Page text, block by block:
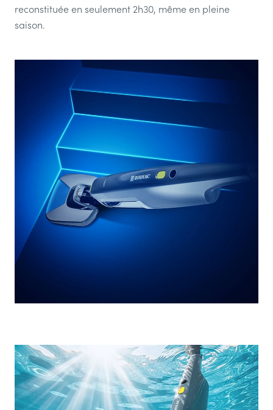
reconstituée en seulement 2h30, même en pleine
saison.